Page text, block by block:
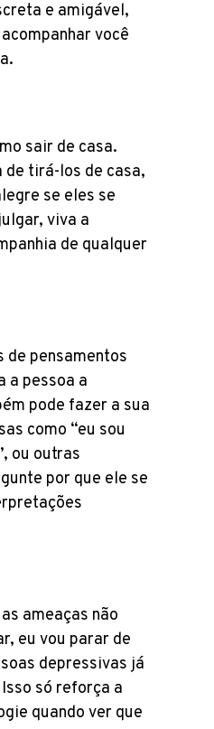
e amigável,
você
sair de casa.
de tirá-los de casa,
se eles se
viva a
de qualquer
de pensamentos
a pessoa a
pode fazer a sua
como “eu sou
ou outras
por que ele se
ameaças não
eu vou parar de
depressivas já
só reforça a
quando ver que